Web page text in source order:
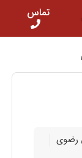
تماس
رضوی